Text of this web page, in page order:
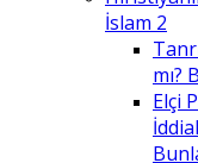
İslam 2
mı?
Elçi